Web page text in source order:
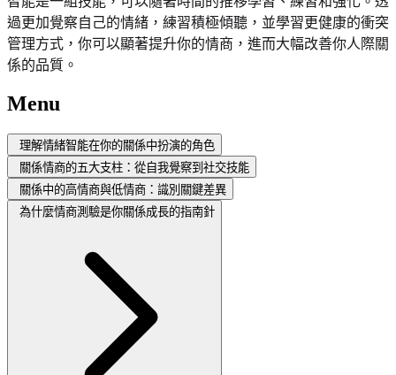
過更加覺察自己的情緒，練習積極傾聽，並學習更健康的衝突
管理方式，你可以顯著提升你的情商，進而大幅改善你人際關
係的品質。
Menu
理解情緒智能在你的關係中扮演的角色
關係情商的五大支柱：從自我覺察到社交技能
關係中的高情商與低情商：識別關鍵差異
為什麼情商測驗是你關係成長的指南針